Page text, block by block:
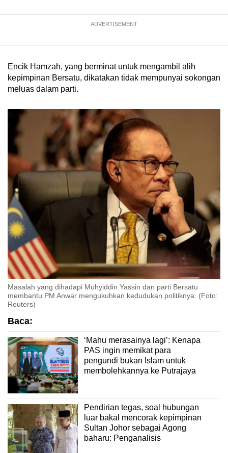
ADVERTISEMENT
Encik Hamzah, yang berminat untuk mengambil alih
kepimpinan Bersatu, dikatakan tidak mempunyai sokongan
meluas dalam parti.
Masalah yang dihadapi Muhyiddin Yassin dan parti Bersatu
membantu PM Anwar mengukuhkan kedudukan politiknya. (Foto:
Reuters)
Baca:
‘Mahu merasainya lagi’: Kenapa
PAS ingin memikat para
pengundi bukan Islam untuk
membolehkannya ke Putrajaya
Pendirian tegas, soal hubungan
luar bakal mencorak kepimpinan
Sultan Johor sebagai Agong
baharu: Penganalisis